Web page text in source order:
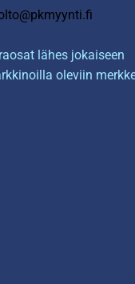
lähes jokaiseen
oleviin